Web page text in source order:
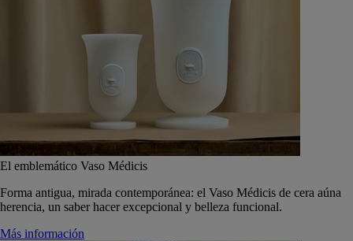
El emblemático Vaso Médicis
Forma antigua, mirada contemporánea: el Vaso Médicis de cera aúna
herencia, un saber hacer excepcional y belleza funcional.
Más información